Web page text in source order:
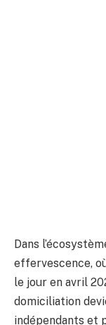
Dans
effervescence,
le jour en avril
domiciliation
indépendants et